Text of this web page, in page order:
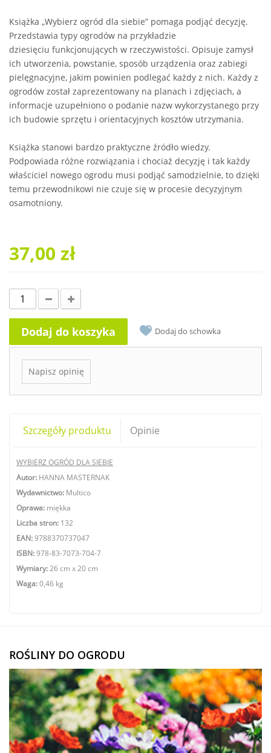
Książka „Wybierz ogród dla siebie” pomaga podjąć decyzję.
Przedstawia typy ogrodów na przykładzie
dziesięciu funkcjonujących w rzeczywistości. Opisuje zamysł
ich utworzenia, powstanie, sposób urządzenia oraz zabiegi
pielęgnacyjne, jakim powinien podlegać każdy z nich. Każdy z
ogrodów został zaprezentowany na planach i zdjęciach, a
informacje uzupełniono o podanie nazw wykorzystanego przy
ich budowie sprzętu i orientacyjnych kosztów utrzymania.
Książka stanowi bardzo praktyczne źródło wiedzy.
Podpowiada różne rozwiązania i chociaż decyzję i tak każdy
właściciel nowego ogrodu musi podjąć samodzielnie, to dzięki
temu przewodnikowi nie czuje się w procesie decyzyjnym
osamotniony.
37,00 zł
Dodaj do koszyka Dodaj do schowka
Napisz opinię
Szczegóły produktu Opinie
WYBIERZ OGRÓD DLA SIEBIE
Autor: HANNA MASTERNAK
Wydawnictwo: Multico
Oprawa: miękka
Liczba stron: 132
EAN:9788370737047
ISBN:978-83-7073-704-7
Wymiary:26 cm x 20 cm
Waga:0,46 kg
ROŚLINY DO OGRODU